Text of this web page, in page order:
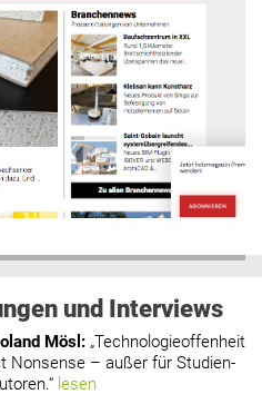
und Interviews
Mösl : „Technologieoffenheit
Nonsense – außer für Studien-
lesen